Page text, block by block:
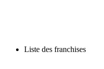
Liste des franchises